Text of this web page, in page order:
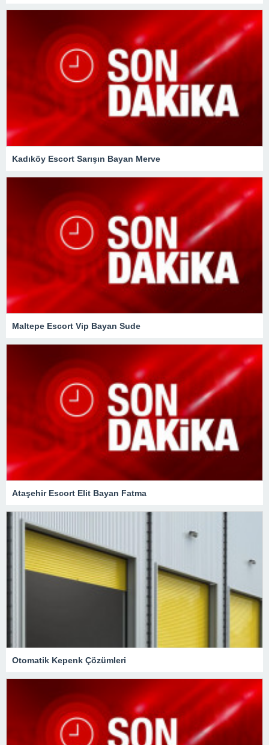
Kadıköy Escort Sarışın Bayan Merve
Maltepe Escort Vip Bayan Sude
Ataşehir Escort Elit Bayan Fatma
Otomatik Kepenk Çözümleri